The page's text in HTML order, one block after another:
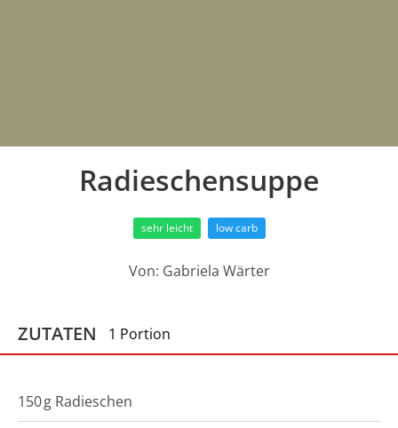
Radieschensuppe
sehr leicht low carb
Von: Gabriela Wärter
ZUTATEN 1 Portion
150g Radieschen